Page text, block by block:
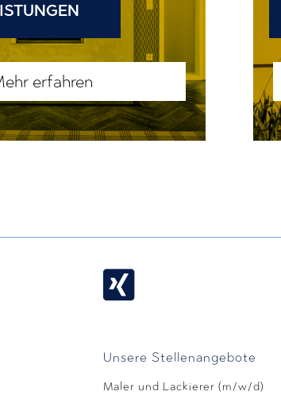
erfahren

Unsere Stellenangebote
Maler und Lackierer (m/w/d)